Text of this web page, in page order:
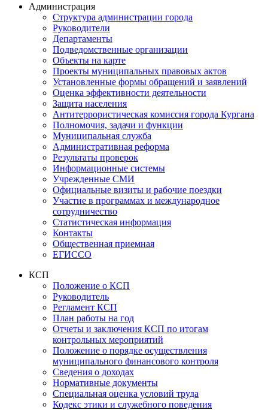
Администрация
Структура администрации города
Руководители
Департаменты
Подведомственные организации
Объекты на карте
Проекты муниципальных правовых актов
Установленные формы обращений и заявлений
Оценка эффективности деятельности
Защита населения
Антитеррористическая комиссия города Кургана
Полномочия, задачи и функции
Муниципальная служба
Административная реформа
Результаты проверок
Информационные системы
Учрежденные СМИ
Официальные визиты и рабочие поездки
Участие в программах и международное
сотрудничество
Статистическая информация
Контакты
Общественная приемная
ЕГИССО
КСП
Положение о КСП
Руководитель
Регламент КСП
План работы на год
Отчеты и заключения КСП по итогам
контрольных мероприятий
Положение о порядке осуществления
муниципального финансового контроля
Сведения о доходах
Нормативные документы
Специальная оценка условий труда
Кодекс этики и служебного поведения